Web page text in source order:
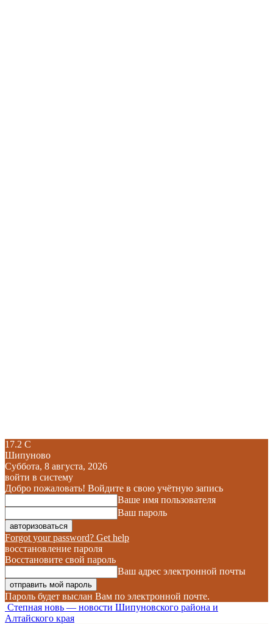
17.2 C
Шипуново
Суббота, 8 августа, 2026
войти в систему
Добро пожаловать! Войдите в свою учётную запись
Ваше имя пользователя
Ваш пароль
Forgot your password? Get help
восстановление пароля
Восстановите свой пароль
Ваш адрес электронной почты
Пароль будет выслан Вам по электронной почте.
Степная новь — новости Шипуновского района и
Алтайского края